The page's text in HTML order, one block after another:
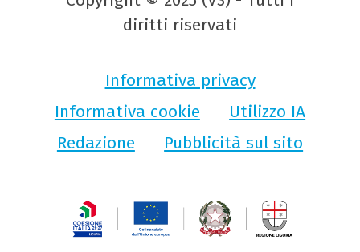
diritti riservati
Informativa privacy
Informativa cookie
Utilizzo IA
Redazione
Pubblicità sul sito